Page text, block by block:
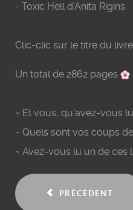
- Toxic Hell d'Anita Rigins
Clic-clic sur le titre du
Un total de 2862 pages
~ Et vous, qu'avez-vous
~ Quels sont vos coups
~ Avez-vous lu un de ces
PRÉCÉDENT